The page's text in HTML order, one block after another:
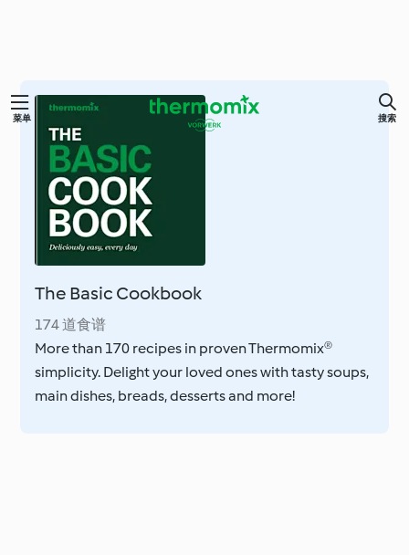
跳菜单 搜索
The Basic Cookbook
174 道食谱
More than 170 recipes in proven Thermomix®
simplicity. Delight your loved ones with tasty soups,
main dishes, breads, desserts and more!